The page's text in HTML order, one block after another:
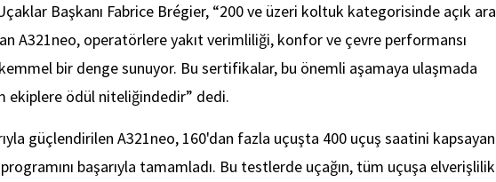
Başkanı Fabrice Brégier, “200 ve üzeri koltuk kategorisinde açık ara
A321neo, operatörlere yakıt verimliliği, konfor ve çevre performansı
bir denge sunuyor. Bu sertifikalar, bu önemli aşamaya ulaşmada
ekiplere ödül niteliğindedir” dedi.
güçlendirilen A321neo, 160'dan fazla uçuşta 400 uçuş saatini kapsayan
başarıyla tamamladı. Bu testlerde uçağın, tüm uçuşa elverişlilik